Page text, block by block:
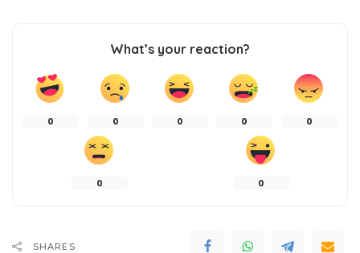
What’s your reaction?
0 0 0 0 0
0 0
SHARES